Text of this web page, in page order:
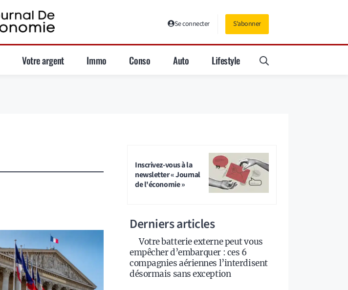
Se connecter S'abonner
Votre argent Immo Conso Auto Lifestyle
Inscrivez-vous à la
newsletter « Journal
de l'économie »
Derniers articles
Votre batterie externe peut vous
empêcher d’embarquer : ces 6
compagnies aériennes l’interdisent
désormais sans exception